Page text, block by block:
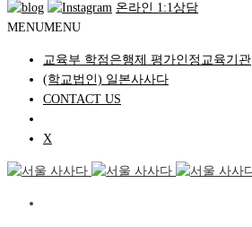
온라인 1:1상담
MENUMENU
교육부 학점은행제 평가인정교육기관
(학교법인) 일본사사다
CONTACT US
X